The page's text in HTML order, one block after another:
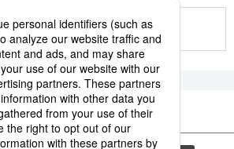
もっと見る
ド